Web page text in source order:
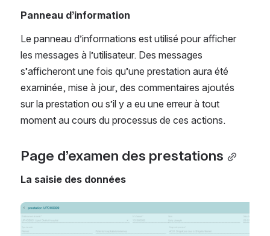
Panneau d’information
Le panneau d’informations est utilisé pour afficher
les messages à l’utilisateur. Des messages
s’afficheront une fois qu’une prestation aura été
examinée, mise à jour, des commentaires ajoutés
sur la prestation ou s’il y a eu une erreur à tout
moment au cours du processus de ces actions.
Page d’examen des prestations
La saisie des données
Open